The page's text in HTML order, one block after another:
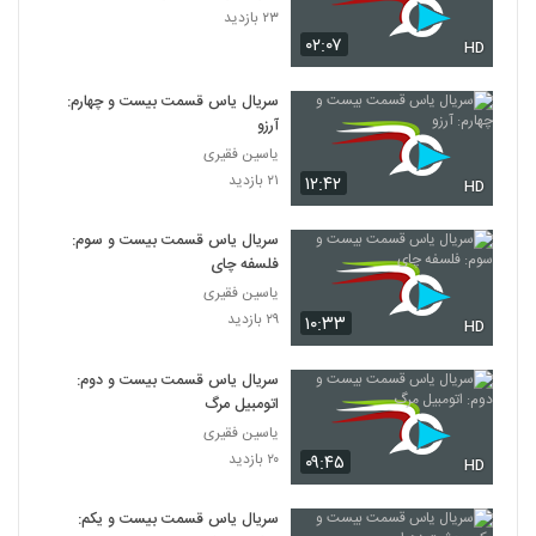
80
۹۶۱ بازدید
81
دزد دوچرخه - The Bicycle Thief 1948
۷۹۹ بازدید
درسو اوزالا - Dersu Uzala 1975
83
۷۱۵ بازدید
84
عقاب - The Eagle 2011
۱,۱۹۳ بازدید
۰۲:۰۷ HD
۲۳ بازدید
۱۲:۴۲ HD
سریال یاس قسمت بیست و چهارم:
آرزو
یاسین فقیری
۲۱ بازدید
۱۰:۳۳ HD
سریال یاس قسمت بیست و سوم:
فلسفه چای
یاسین فقیری
۲۹ بازدید
۰۹:۴۵ HD
سریال یاس قسمت بیست و دوم:
اتومبیل مرگ
یاسین فقیری
۲۰ بازدید
سریال یاس قسمت بیست و یکم: